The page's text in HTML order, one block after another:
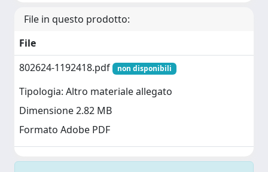
File in questo prodotto:
File
802624-1192418.pdf
non disponibili
Tipologia: Altro materiale allegato
Dimensione 2.82 MB
Formato Adobe PDF